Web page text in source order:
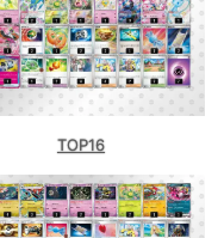
TOP16